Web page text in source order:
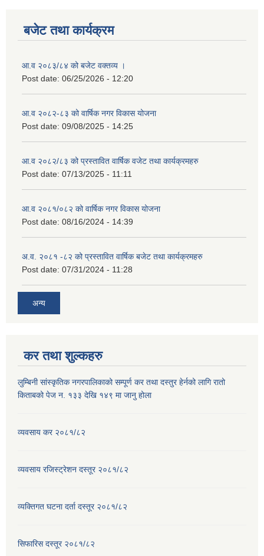
बजेट तथा कार्यक्रम
आ.व २०८३/८४ को बजेट वक्तव्य ।
Post date: 06/25/2026 - 12:20
आ.व २०८२-८३ को वार्षिक नगर विकास योजना
Post date: 09/08/2025 - 14:25
आ.व २०८२/८३ को प्रस्तावित वार्षिक वजेट तथा कार्यक्रमहरु
Post date: 07/13/2025 - 11:11
आ.व २०८१/०८२ को वार्षिक नगर विकास योजना
Post date: 08/16/2024 - 14:39
अ.व. २०८१ -८२ को प्रस्तावित वार्षिक बजेट तथा कार्यक्रमहरु
Post date: 07/31/2024 - 11:28
अन्य
कर तथा शुल्कहरु
लुम्बिनी सांस्कृतिक नगरपालिकाको सम्पूर्ण कर तथा दस्तुर हेर्नको लागि रातो
किताबको पेज न. १३३ देखि १४९ मा जानु होला
व्यवसाय कर २०८१/८२
व्यवसाय रजिस्ट्रेशन दस्तूर २०८१/८२
व्यक्तिगत घटना दर्ता दस्तूर २०८१/८२
सिफारिस दस्तूर २०८१/८२